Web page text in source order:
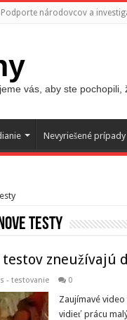
Podporte národovcov a
vás, aby ste
Nevyriešené prípady
testy
testov zneužívajú
- testovanie 0
Zaujímavé
vidieť prácu